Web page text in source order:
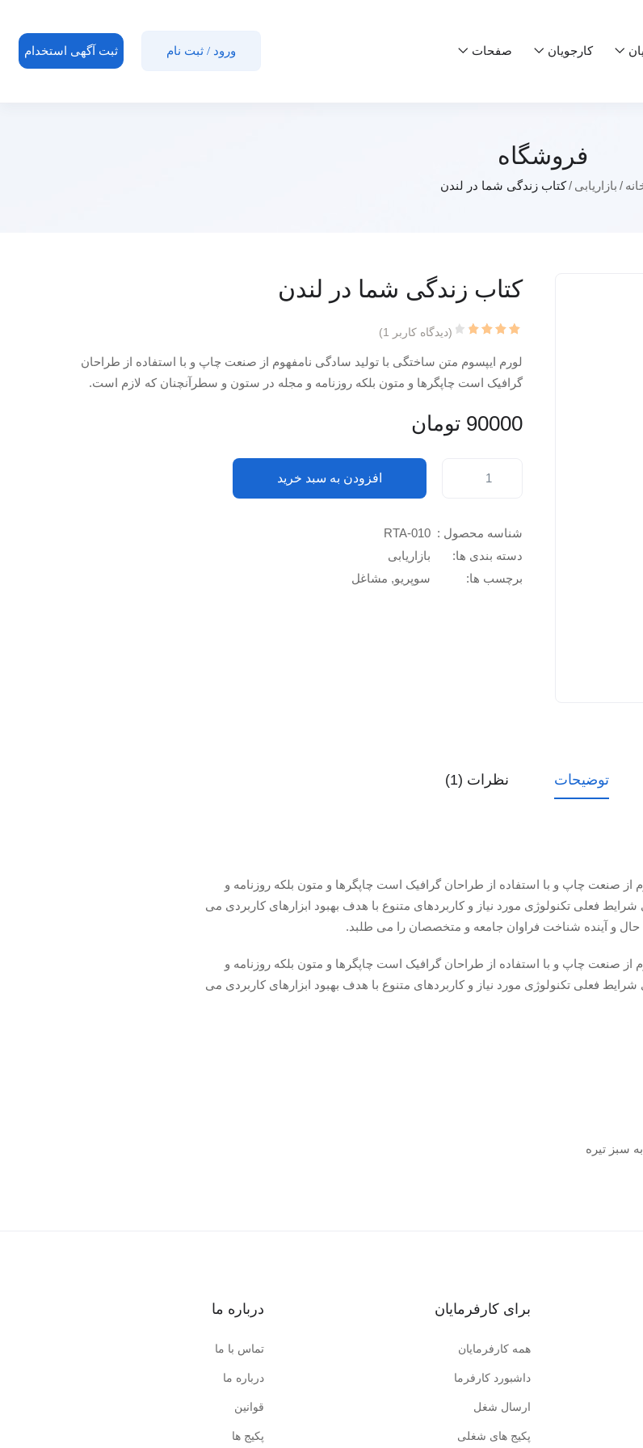
کارجویان صفحات ورود / ثبت نام ثبت آگهی استخدام
فروشگاه
بازاریابی کتاب زندگی شما در لندن
کتاب زندگی شما در لندن
4.00
5
امتیاز
مشتری
(دیدگاه کاربر 1
)
لورم ایپسوم متن ساختگی با تولید سادگی نامفهوم از صنعت چاپ و با استفاده از طراحان
گرافیک است چاپگرها و متون بلکه روزنامه و مجله در ستون و سطرآنچنان که لازم است.
90000 تومان
افزودن به سبد خرید
شناسه محصول : RTA-010
دسته بندی ها:
بازاریابی
برچسب ها:
سوپریو, مشاغل
توضیحات نظرات (1)
از صنعت چاپ و با استفاده از طراحان گرافیک است چاپگرها و متون بلکه روزنامه و
فعلی تکنولوژی مورد نیاز و کاربردهای متنوع با هدف بهبود ابزارهای کاربردی می
و آینده شناخت فراوان جامعه و متخصصان را می طلبد.
از صنعت چاپ و با استفاده از طراحان گرافیک است چاپگرها و متون بلکه روزنامه و
فعلی تکنولوژی مورد نیاز و کاربردهای متنوع با هدف بهبود ابزارهای کاربردی می
سبز تیره
برای کارفرمایان
همه کارفرمایان
داشبورد کارفرما
ارسال شغل
پکیج های شغلی
درباره ما
تماس با ما
درباره ما
قوانین
پکیج ها